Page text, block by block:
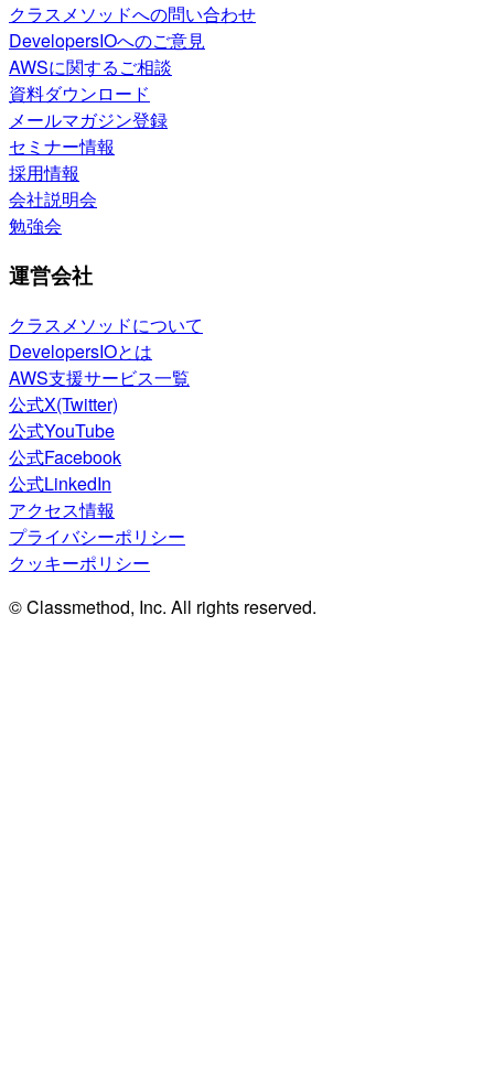
クラスメソッドへの問い合わせ
DevelopersIOへのご意見
AWSに関するご相談
資料ダウンロード
メールマガジン登録
セミナー情報
採用情報
会社説明会
勉強会
運営会社
クラスメソッドについて
DevelopersIOとは
AWS支援サービス一覧
公式X(Twitter)
公式YouTube
公式Facebook
公式LinkedIn
アクセス情報
プライバシーポリシー
クッキーポリシー
© Classmethod, Inc. All rights reserved.